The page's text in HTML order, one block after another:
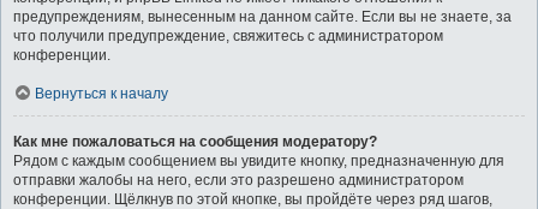
предупреждениям, вынесенным на данном сайте. Если вы не знаете, за
что получили предупреждение, свяжитесь с администратором
конференции.
Вернуться к началу
Как мне пожаловаться на сообщения модератору?
Рядом с каждым сообщением вы увидите кнопку, предназначенную для
отправки жалобы на него, если это разрешено администратором
конференции. Щёлкнув по этой кнопке, вы пройдёте через ряд шагов,